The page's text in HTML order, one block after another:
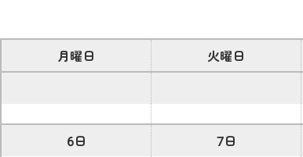
月曜日
火曜日
6日 7日